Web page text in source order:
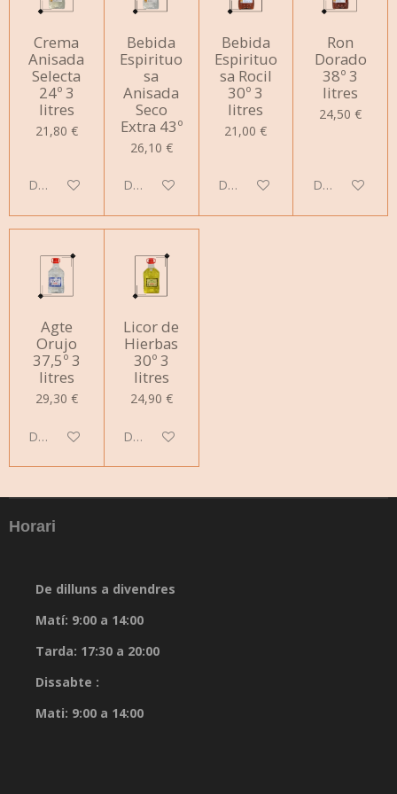
Crema
Anisada
Selecta
24º 3
litres
21,80 €
Deshabilitado
Bebida
Espirituo
sa
Anisada
Seco
Extra 43º
26,10 €
Deshabilitado
Bebida
Espirituo
sa Rocil
30º 3
litres
21,00 €
Deshabilitado
Ron
Dorado
38º 3
litres
24,50 €
Deshabilitado
Agte
Orujo
37,5º 3
litres
29,30 €
Deshabilitado
Licor de
Hierbas
30º 3
litres
24,90 €
Deshabilitado
Horari
De dilluns a divendres
Matí: 9:00 a 14:00
Tarda: 17:30 a 20:00
Dissabte :
Mati: 9:00 a 14:00